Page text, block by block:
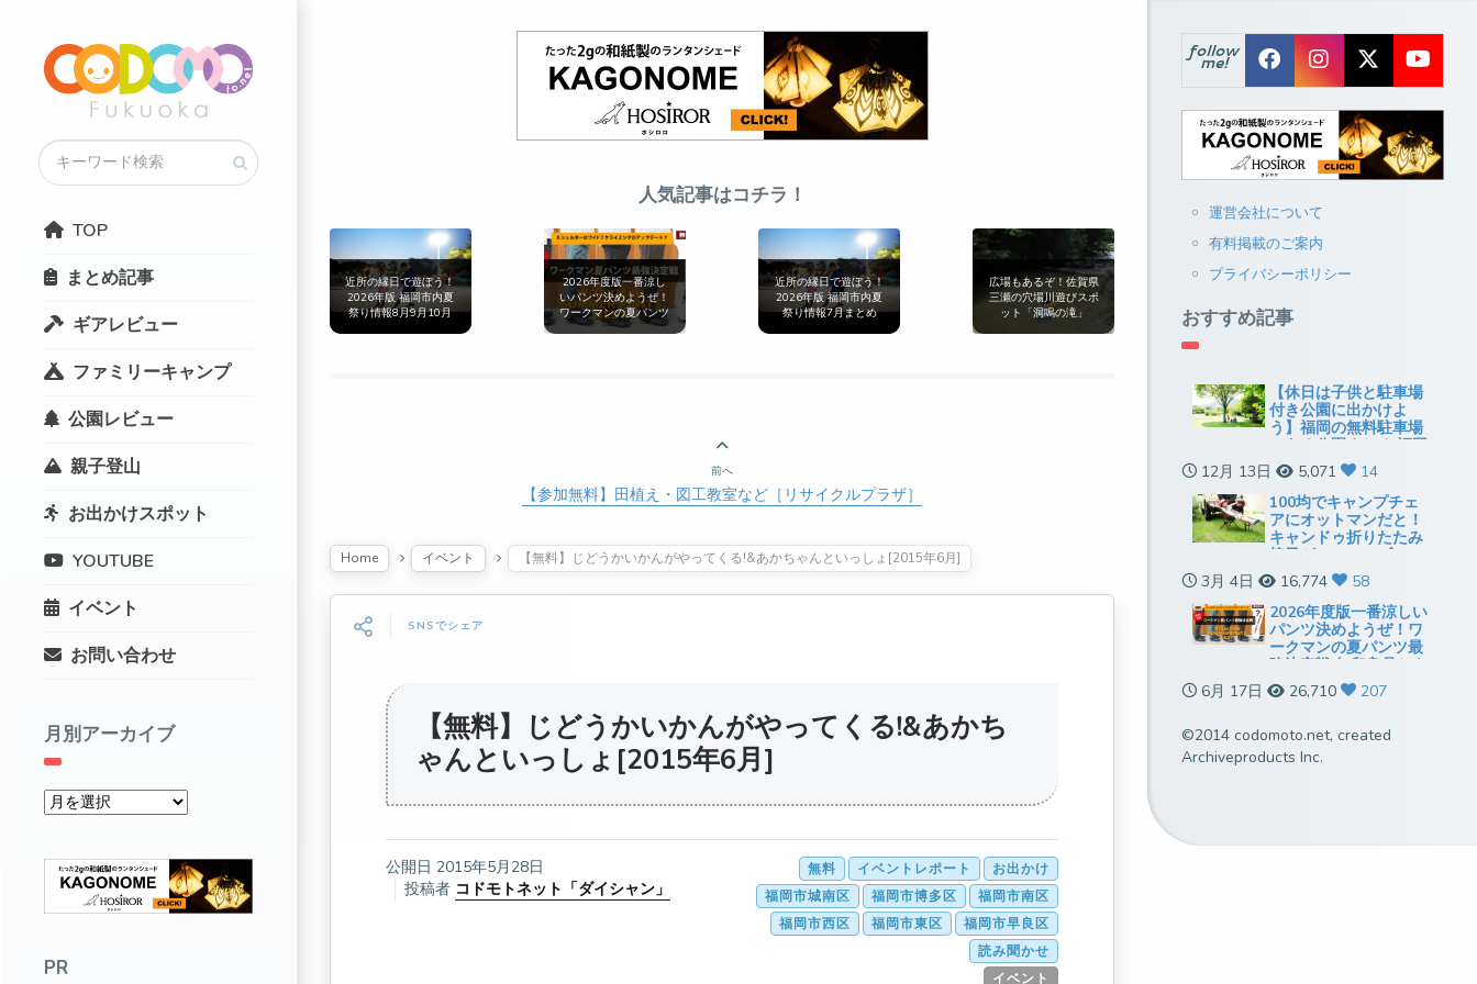
TOP
まとめ記事
ギアレビュー
ファミリーキャンプ
公園レビュー
親子登山
お出かけスポット
YOUTUBE
イベント
お問い合わせ
月別アーカイブ
PR
人気記事はコチラ！
近所の縁日で遊ぼう！
2026年版 福岡市内夏
祭り情報8月9月10月
2026年度版一番涼し
いパンツ決めようぜ！
ワークマンの夏パンツ
最強決定戦[無印良品
近所の縁日で遊ぼう！
2026年版 福岡市内夏
祭り情報7月まとめ
広場もあるぞ！佐賀県
三瀬の穴場川遊びスポ
ット「洞鳴の滝」
前へ
【参加無料】田植え・図工教室など［リサイクルプラザ］
Home イベント 【無料】じどうかいかんがやってくる!&あかちゃんといっしょ[2015年6月]
SNSでシェア
【無料】じどうかいかんがやってくる!&あかち
ゃんといっしょ[2015年6月]
公開日 2015年5月28日
投稿者 コドモトネット「ダイシャン」
お出かけ
イベントレポート
無料
福岡市南区
福岡市博多区
福岡市城南区
福岡市早良区
福岡市東区
福岡市西区
読み聞かせ
イベント
follow
me!
運営会社について
有料掲載のご案内
プライバシーポリシー
おすすめ記事
【休日は子供と駐車場
付き公園に出かけよ
う】福岡の無料駐車場
のある公園まとめ[福岡
市以外]
12月 13日 5,071
14
100均でキャンプチェ
アにオットマンだと！
キャンドゥ折りたたみ
椅子がミニテーブルに
も使えていい感じ
3月 4日 16,774
58
2026年度版一番涼しい
パンツ決めようぜ！ワ
ークマンの夏パンツ最
強決定戦[無印良品とも
比較]
6月 17日 26,710 207
©2014 codomoto.net, created
Archiveproducts Inc.